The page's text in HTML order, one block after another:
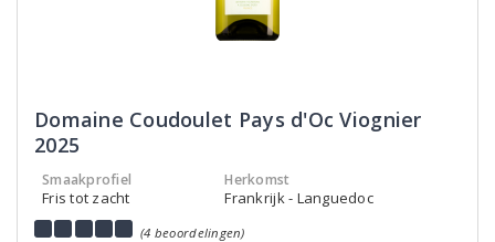
Domaine Coudoulet Pays d'Oc Viognier
2025
Smaakprofiel
Fris tot zacht
Herkomst
Frankrijk - Languedoc
(4 beoordelingen)